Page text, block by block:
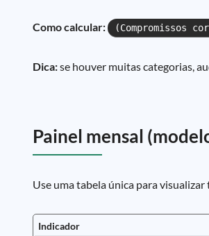
Como calcular: (Compromissos
Dica:se houver muitas categorias,
Painel mensal
Use uma tabela única para
Indicador